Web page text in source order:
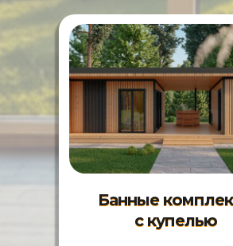
Банные
с купелью